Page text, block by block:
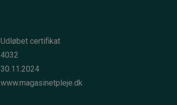
Udløbet certifikat
4032
30.11.2024
www.magasinetpleje.dk